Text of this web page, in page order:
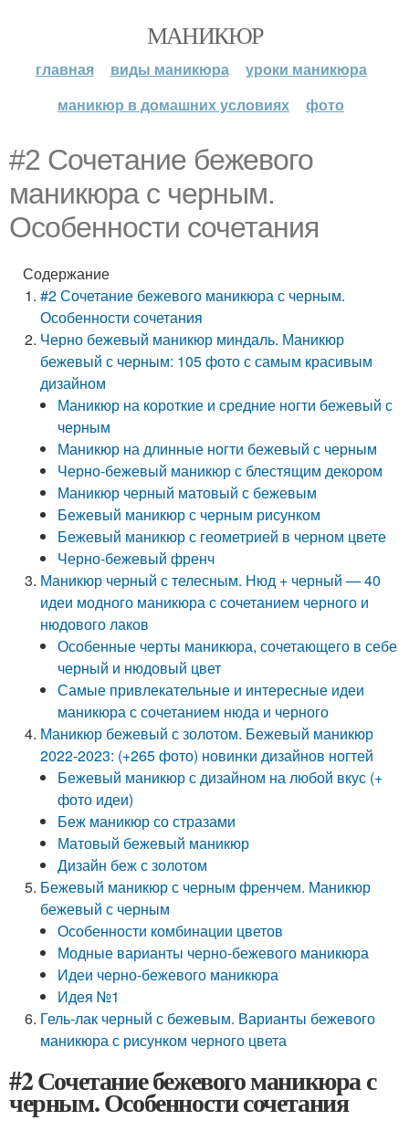
МАНИКЮР
главная виды маникюра
уроки маникюра
маникюр в домашних условиях
фото
#2 Сочетание бежевого
маникюра с черным.
Особенности сочетания
Содержание
#2 Сочетание бежевого маникюра с черным.
Особенности сочетания
Черно бежевый маникюр миндаль. Маникюр
бежевый с черным: 105 фото с самым красивым
дизайном
Маникюр на короткие и средние ногти бежевый с
черным
Маникюр на длинные ногти бежевый с черным
Черно-бежевый маникюр с блестящим декором
Маникюр черный матовый с бежевым
Бежевый маникюр с черным рисунком
Бежевый маникюр с геометрией в черном цвете
Черно-бежевый френч
Маникюр черный с телесным. Нюд + черный — 40
идеи модного маникюра с сочетанием черного и
нюдового лаков
Особенные черты маникюра, сочетающего в себе
черный и нюдовый цвет
Самые привлекательные и интересные идеи
маникюра с сочетанием нюда и черного
Маникюр бежевый с золотом. Бежевый маникюр
2022-2023: (+265 фото) новинки дизайнов ногтей
Бежевый маникюр с дизайном на любой вкус (+
фото идеи)
Беж маникюр со стразами
Матовый бежевый маникюр
Дизайн беж с золотом
Бежевый маникюр с черным френчем. Маникюр
бежевый с черным
Особенности комбинации цветов
Модные варианты черно-бежевого маникюра
Идеи черно-бежевого маникюра
Идея №1
Гель-лак черный с бежевым. Варианты бежевого
маникюра с рисунком черного цвета
#2 Сочетание бежевого маникюра с
черным. Особенности сочетания